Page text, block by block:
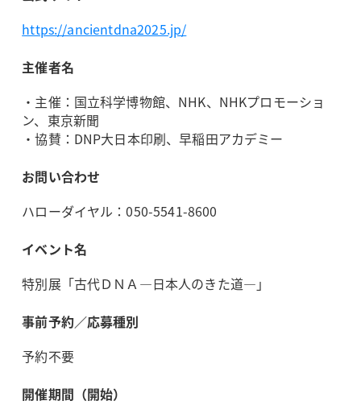
https://ancientdna2025.jp/
主催者名
・主催：国立科学博物館、NHK、NHKプロモーショ
ン、東京新聞
・協賛：DNP大日本印刷、早稲田アカデミー
お問い合わせ
ハローダイヤル：050-5541-8600
イベント名
特別展「古代ＤＮＡ―日本人のきた道―」
事前予約／応募種別
予約不要
開催期間（開始）